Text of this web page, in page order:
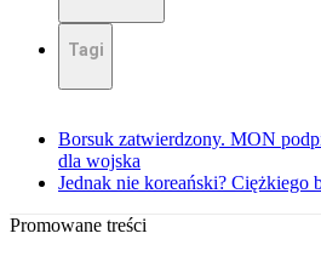
Tagi
Borsuk zatwierdzony. MON
dla wojska
Jednak nie koreański? Ciężkiego
Promowane treści